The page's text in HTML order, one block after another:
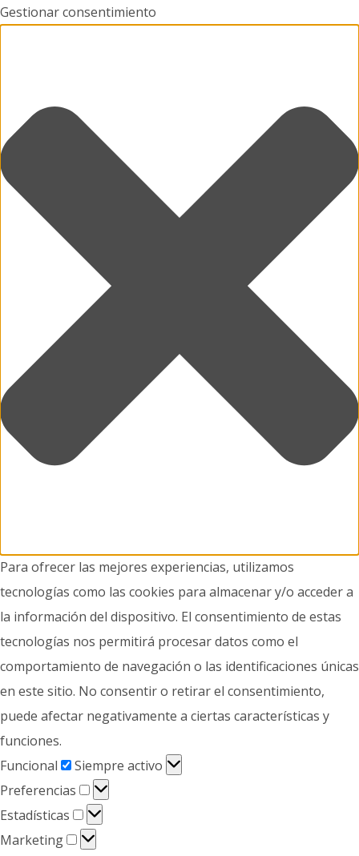
Gestionar consentimiento
Para ofrecer las mejores experiencias, utilizamos
tecnologías como las cookies para almacenar y/o acceder a
la información del dispositivo. El consentimiento de estas
tecnologías nos permitirá procesar datos como el
comportamiento de navegación o las identificaciones únicas
en este sitio. No consentir o retirar el consentimiento,
puede afectar negativamente a ciertas características y
funciones.
Funcional
Funcional
Siempre activo
Preferencias
Preferencias
Estadísticas
Estadísticas
Marketing
Marketing